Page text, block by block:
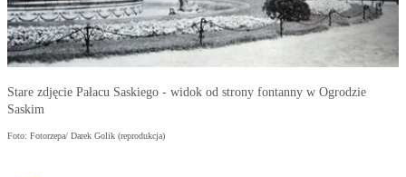
Stare zdjęcie Pałacu Saskiego - widok od strony fontanny w Ogrodzie
Saskim
Foto: Fotorzepa/ Darek Golik (reprodukcja)